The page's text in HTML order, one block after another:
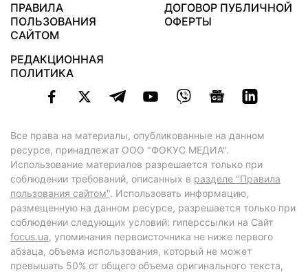
ПРАВИЛА
ПОЛЬЗОВАНИЯ
САЙТОМ
ДОГОВОР ПУБЛИЧНОЙ
ОФЕРТЫ
РЕДАКЦИОННАЯ
ПОЛИТИКА
Все права на материалы, опубликованные на данном
ресурсе, принадлежат ООО "ФОКУС МЕДИА".
Использование материалов разрешается только при
соблюдении требований, описанных в разделе "Правила
пользования сайтом". Использовать информацию,
размещенную на данном ресурсе, разрешается только при
соблюдении следующих условий: гиперссылки на Сайт
focus.ua, упоминания первоисточника не ниже первого
абзаца, объема использования, который не может
превышать 50% от общего объема оригинального текста,